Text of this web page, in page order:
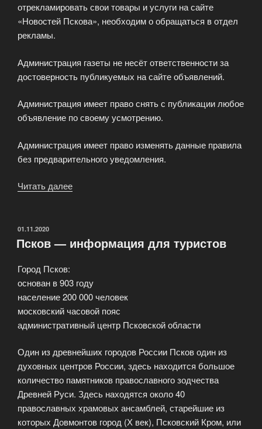
отрекламировать свои товары и услуги на сайте
«Новостей Пскова», необходим о обращаться в отдел
рекламы.
Администрация газеты не несёт ответственности за
достоверность публикуемых на сайте объявлений.
Администрация имеет право снять с публикации любое
объявление по своему усмотрению.
Администрация имеет право изменять данные правила
без предварительного уведомления.
Читать далее
ОПУБЛИКОВАНО
01.11.2020
Псков — информация для туристов
Город Псков:
основан в 903 году
население 200 000 человек
московский часовой пояс
административный центр Псковской области
Один из древнейших городов России Псков один из
духовных центров России, здесь находится большое
количество памятников православного зодчества
Древней Руси. Здесь находятся около 40
православных храмовых ансамблей, старейшие из
которых Довмонтов город (Х век), Псковский Кром, или